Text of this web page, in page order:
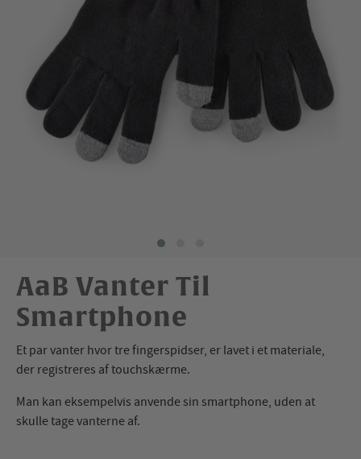
AaB Vanter Til
Smartphone
Et par vanter hvor tre fingerspidser, er lavet i et materiale,
der registreres af touchskærme.
Man kan eksempelvis anvende sin smartphone, uden at
skulle tage vanterne af.